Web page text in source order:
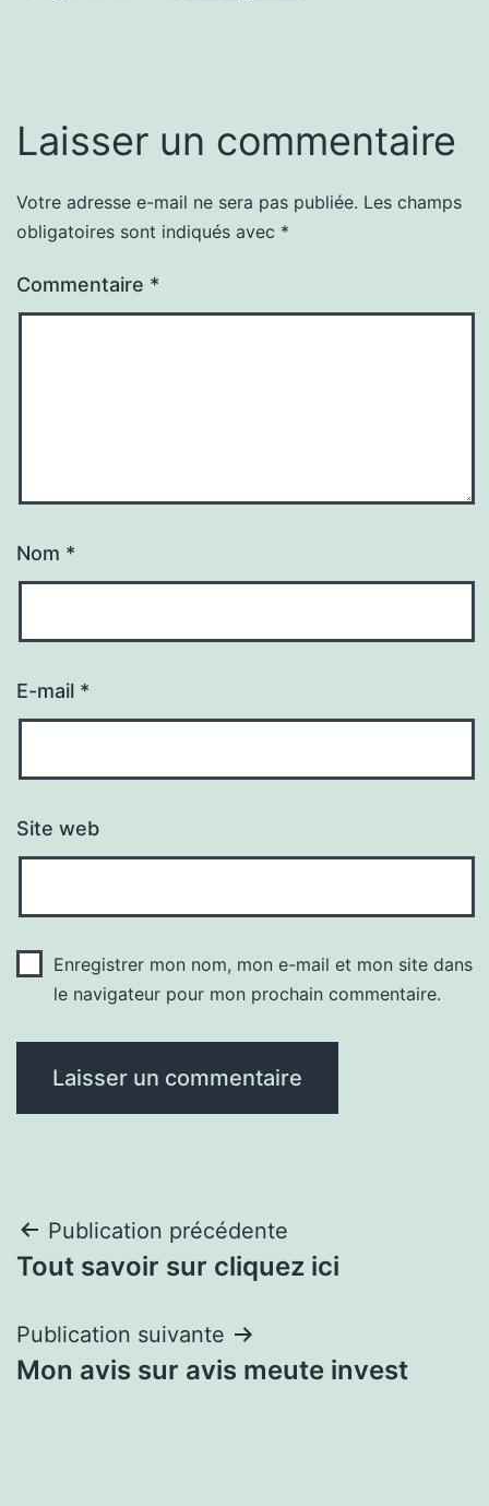
Laisser un commentaire
Votre adresse e-mail ne sera pas publiée. Les champs
obligatoires sont indiqués avec *
Commentaire *
Nom *
E-mail *
Site web
Enregistrer mon nom, mon e-mail et mon site dans
le navigateur pour mon prochain commentaire.
Navigation
de
l’article
Publication précédente
Tout savoir sur cliquez ici
Publication suivante
Mon avis sur avis meute invest